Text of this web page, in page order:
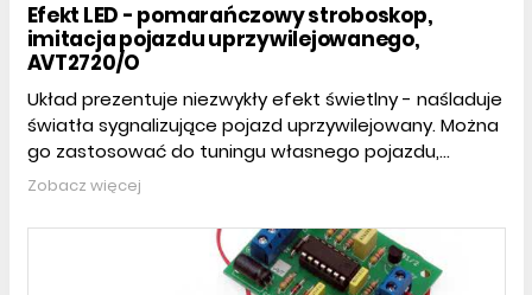
Efekt LED - pomarańczowy stroboskop,
imitacja pojazdu uprzywilejowanego,
AVT2720/O
Układ prezentuje niezwykły efekt świetlny - naśladuje
światła sygnalizujące pojazd uprzywilejowany. Można
go zastosować do tuningu własnego pojazdu,...
Zobacz więcej